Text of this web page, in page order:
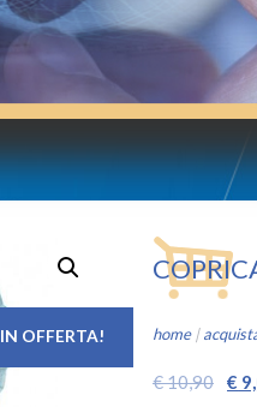
IN OFFERTA! home|
€10,90
Il
€